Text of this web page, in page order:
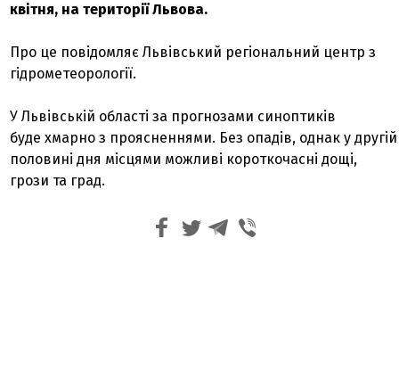
квітня, на території Львова.
Про це повідомляє Львівський регіональний центр з
гідрометеорології.
У Львівській області за прогнозами синоптиків
буде хмарно з проясненнями. Без опадів, однак у другій
половині дня місцями можливі короткочасні дощі,
грози та град.